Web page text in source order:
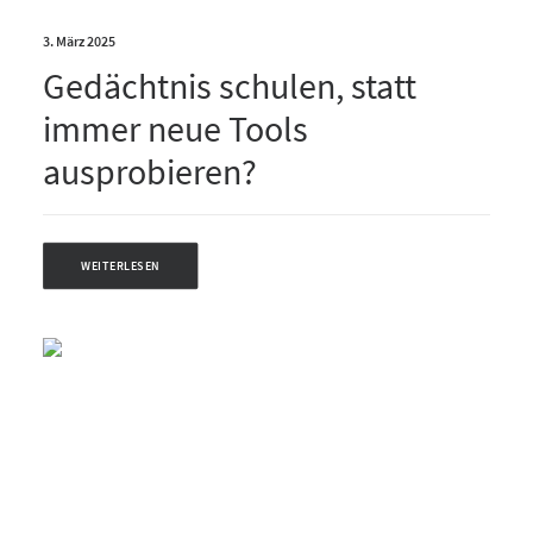
3. März 2025
Gedächtnis schulen, statt
immer neue Tools
ausprobieren?
WEITERLESEN